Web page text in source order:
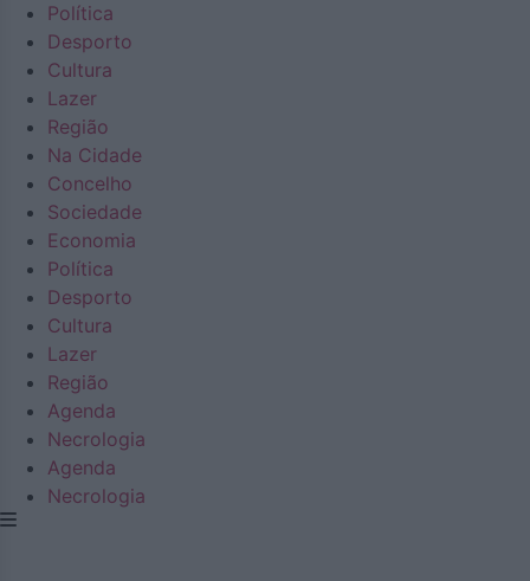
Política
Desporto
Cultura
Lazer
Região
Na Cidade
Concelho
Sociedade
Economia
Política
Desporto
Cultura
Lazer
Região
Agenda
Necrologia
Agenda
Necrologia